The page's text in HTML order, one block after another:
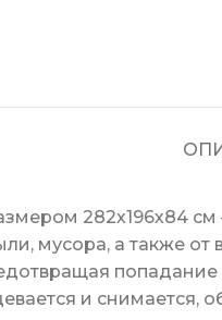
282х196х84
мусора, а также
и снимается,